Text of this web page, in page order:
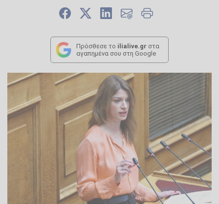
Πρόσθεσε το ilialive.gr στα
αγαπημένα σου στη Google